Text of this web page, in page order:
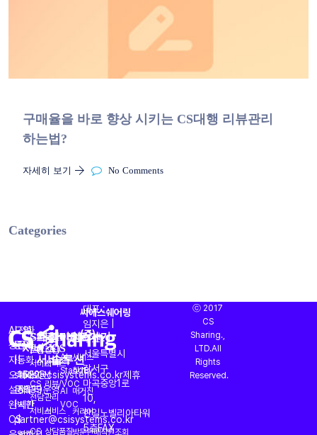
구매율을 바로 향상 시키는 CS대행 리뷰관리
하는법?
자세히 보기 No Comments
Categories
AI
상담과
자동화
오퍼레이션
설계부터
완벽한
CS
도입
문의
|
sales@csisystems.co.kr제휴
문의
|
partner@csisystems.co.kr
전화
문의
|
1522-
5539운영
시간
|
CS대행
서비스
CS
토탈
서비스
CS
전담
서비스
CS
프리미엄
(CX)
서비스
운영
진단
서비스
리뷰/VOC
관리
서비스
상담품질
AI
CS
솔루션
OASIS
AI
StandBy
AI
VOC
바로가기
회사소개
서비스
찾기
매거진
커리어
방문판매직원조회
씨에스쉐어링
(주)
대표 :
임지은 |
주소 :
서울특별시
강서구
마곡중앙1로
10,
한일노벨리아타워
5층FAX
ⓒ 2017
CS
Sharing.,
LTD.All
Rights
Reserved.